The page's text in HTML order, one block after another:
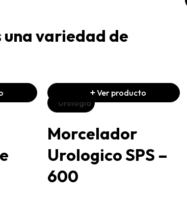
una variedad de
Urología
Morcelador
Urologico SPS –
600
Ver producto